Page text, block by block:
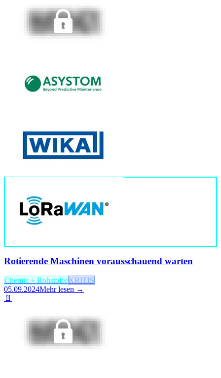
Rotierende Maschinen vorausschauend warten
Chemie + RohstoffeKRITIS
05.09.2024Mehr lesen →
📄